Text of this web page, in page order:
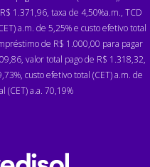
1.371,96, taxa de 4,50%a.m., TCD
a.m. de 5,25% e custo efetivo total
de R$ 1.000,00 para pagar
valor total pago de R$ 1.318,32,
custo efetivo total (CET) a.m. de
(CET) a.a. 70,19%